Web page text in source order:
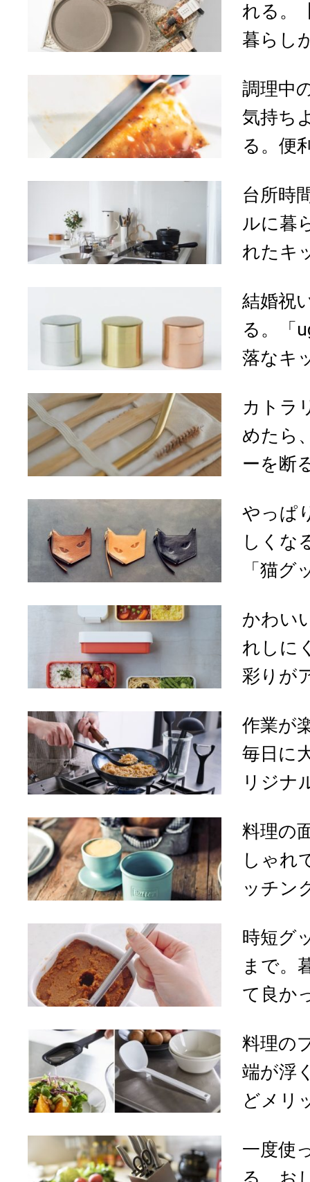
れる。
暮らし
調理中
気持ち
る。便
台所時
ルに暮
れたキ
結婚祝
る。「
落なキ
カトラ
めたら
ーを断
やっぱ
しくな
「猫グ
かわい
れしに
彩りが
作業が
毎日に
リジナ
料理の
しゃれ
ッチン
時短グ
まで。
て良か
料理の
端が浮
どメリ
一度使
る。お